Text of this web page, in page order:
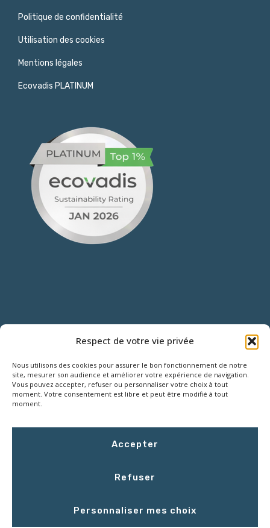
Respect de votre vie privée
Nous utilisons des cookies pour assurer le bon fonctionnement de notre
site, mesurer son audience et améliorer votre expérience de navigation.
Vous pouvez accepter, refuser ou personnaliser votre choix à tout
moment. Votre consentement est libre et peut être modifié à tout
moment.
Accepter
Refuser
Personnaliser mes choix
Politique de confidentialité
Utilisation des cookies
Mentions légales
Ecovadis PLATINUM
18 Rue Roger SALENGRO,
Z.I. des Grouëts, 41100 SAINT-OUEN
Le vendredi : 8h00 - 16h30